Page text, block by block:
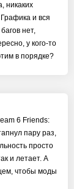
никаких
и вся
нет,
у кого-то
в порядке?
6 Friends:
пару раз,
просто
и летает. А
чтобы моды